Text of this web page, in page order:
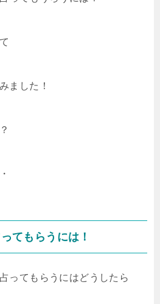
ました！
てもらうには！
ってもらうにはどうしたら